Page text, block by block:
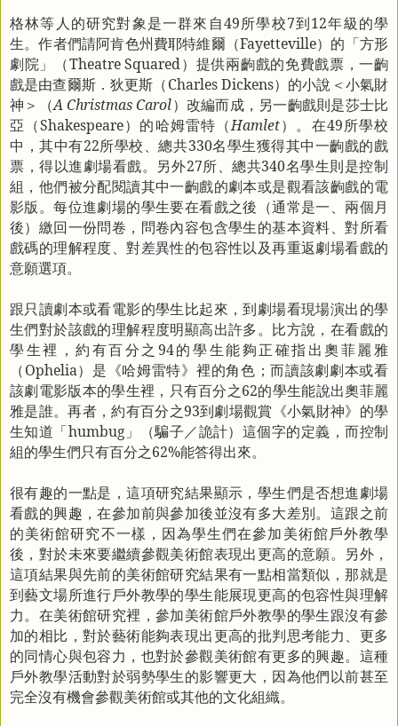
格林等人的研究對象是一群來自49所學校7到12年級的學
生。作者們請阿肯色州費耶特維爾（Fayetteville）的「方形
劇院」（Theatre Squared）提供兩齣戲的免費戲票，一齣
戲是由查爾斯．狄更斯（Charles Dickens）的小說＜小氣財
神＞（A Christmas Carol）改編而成，另一齣戲則是莎士比
亞（Shakespeare）的哈姆雷特（Hamlet）。在49所學校
中，其中有22所學校、總共330名學生獲得其中一齣戲的戲
票，得以進劇場看戲。另外27所、總共340名學生則是控制
組，他們被分配閱讀其中一齣戲的劇本或是觀看該齣戲的電
影版。每位進劇場的學生要在看戲之後（通常是一、兩個月
後）繳回一份問卷，問卷內容包含學生的基本資料、對所看
戲碼的理解程度、對差異性的包容性以及再重返劇場看戲的
意願選項。
跟只讀劇本或看電影的學生比起來，到劇場看現場演出的學
生們對於該戲的理解程度明顯高出許多。比方說，在看戲的
學生裡，約有百分之 94的學生能夠正確指出奧菲麗雅
（Ophelia）是《哈姆雷特》裡的角色；而讀該劇劇本或看
該劇電影版本的學生裡，只有百分之62的學生能說出奧菲麗
雅是誰。再者，約有百分之93到劇場觀賞《小氣財神》的學
生知道「humbug」（騙子／詭計）這個字的定義，而控制
組的學生們只有百分之62%能答得出來。
很有趣的一點是，這項研究結果顯示，學生們是否想進劇場
看戲的興趣，在參加前與參加後並沒有多大差別。這跟之前
的美術館研究不一樣，因為學生們在參加美術館戶外教學
後，對於未來要繼續參觀美術館表現出更高的意願。另外，
這項結果與先前的美術館研究結果有一點相當類似，那就是
到藝文場所進行戶外教學的學生能展現更高的包容性與理解
力。在美術館研究裡，參加美術館戶外教學的學生跟沒有參
加的相比，對於藝術能夠表現出更高的批判思考能力、更多
的同情心與包容力，也對於參觀美術館有更多的興趣。這種
戶外教學活動對於弱勢學生的影響更大，因為他們以前甚至
完全沒有機會參觀美術館或其他的文化組織。